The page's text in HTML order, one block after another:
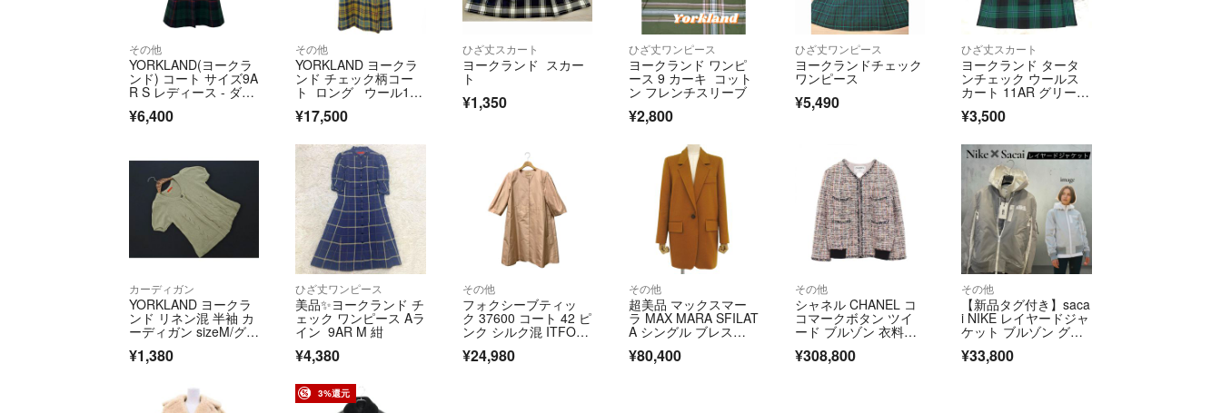
ん。
サイズや商品状態をよくご確認いただき、ご了承の上ご購入をお願い
商品に明らかな不具合が発覚した上でご返品をご希望の場合は、評価
前に取引メッセージにてご連絡をお願い致します。評価後のご返品は
お受けしておりません。
※また、発送後の受取拒否は別途送料の請求とします。
【ティファナとは？】
都内・さいたまに10店舗以上を展開しているリサイクルショップ
「良い品物を安く提供」をモットーに出品中！
【適格請求書(インボイス番号記載書類)の発行について】
適格請求書が必要な場合は別途お申し付けください。
A4用紙にて発行したものを商品の発送とともに同封させていただきま
す。
基本的にはPDFデータによるメール送信は行っておりませんので、ご
了承ください。
その他
YORKLAND(ヨークラ
ンド) コート サイズ9A
R S レディース - ダー
クグリーン×ネイビー×
レッド 長袖/チェック
¥6,400
その他
YORKLAND ヨークラ
ンド チェック柄コー
ト ロング ウール10
0％ イエロー レディー
ス / 240001213509
¥17,500
ひざ丈スカート
ヨークランド スカー
ト
¥1,350
ひざ丈ワンピース
ヨークランド ワンピ
ース 9 カーキ コット
ン フレンチスリーブ
¥2,800
ひざ丈ワンピース
ヨークランドチェック
ワンピース
¥5,490
ひざ丈スカート
ヨークランド タータ
ンチェック ウールス
カート 11AR グリー
ン 膝下
¥3,500
カーディガン
YORKLAND ヨークラ
ンド リネン混 半袖 カ
ーディガン sizeM/グレ
¥1,380
ひざ丈ワンピース
美品✨ヨークランド チ
ェック ワンピース Aラ
イン 9AR M 紺
¥4,380
その他
フォクシーブティッ
ク 37600 コート 42 ピ
ンク シルク混 ITFOR
¥24,980
その他
超美品 マックスマー
ラ MAX MARA SFILAT
A シングル ブレス
ーバー ジャケット コ
¥80,400
その他
シャネル CHANEL コ
コマークボタン ツイ
ード ブルゾン 衣料
ン レディース マルチ
¥308,800
その他
【新品タグ付き】saca
i NIKE レイヤードジャ
ケット ブルゾン グレ
¥33,800
3%還元